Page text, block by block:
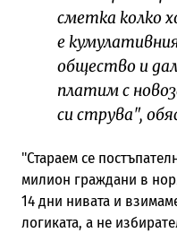
сметка колко
е
общество и
платим с
си струва",
"Стараем се
милион граждани в
14 дни нивата и
логиката, а не